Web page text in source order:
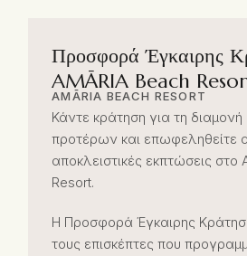
Προσφορά Έγκαιρης
AMĀRIA Beach
AMĀRIA BEACH RESORT
Κάντε κράτηση για τη
προτέρων και επωφεληθείτε
αποκλειστικές εκπτώσεις στο
Resort.
Η Προσφορά Έγκαιρης
τους επισκέπτες που